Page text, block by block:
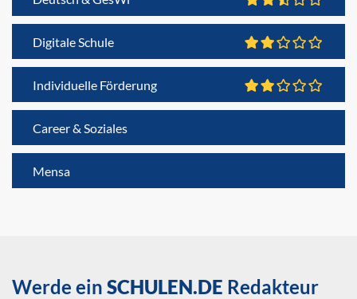
Digitale Schule
Individuelle Förderung
Career & Soziales
Mensa
Werde ein SCHULEN.DE Redakteur